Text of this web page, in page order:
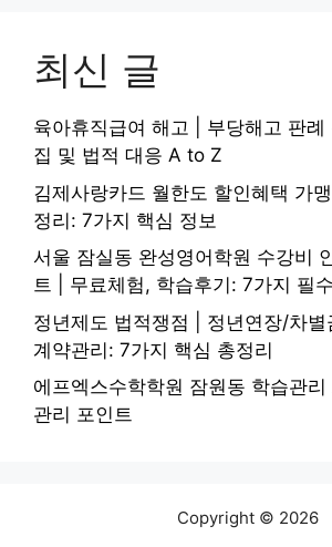
최신 글
육아휴직급여 해고 | 부당해고 판
집 및 법적 대응 A to Z
김제사랑카드 월한도 할인혜택 가
정리: 7가지 핵심 정보
서울 잠실동 완성영어학원 수강비
트 | 무료체험, 학습후기: 7가지 필
정년제도 법적쟁점 | 정년연장/차
계약관리: 7가지 핵심 총정리
에프엑스수학학원 잠원동 학습관
관리 포인트
Copyright © 2026